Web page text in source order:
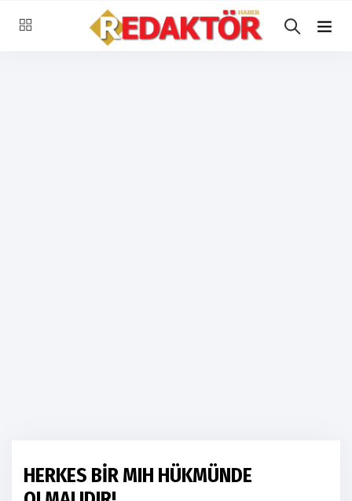
HERKES BİR MIH HÜKMÜNDE